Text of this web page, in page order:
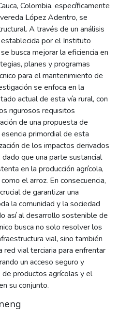
Colombia, específicamente
López Adentro, se
A través de un análisis
por el Instituto
busca mejorar la eficiencia en
planes y programas
para el mantenimiento de
se enfoca en la
actual de esta vía rural, con
rigurosos requisitos
de una propuesta de
primordial de esta
de los impactos derivados
que una parte sustancial
en la producción agrícola,
el arroz. En consecuencia,
de garantizar una
la comunidad y la sociedad
así al desarrollo sostenible de
busca no solo resolver los
vial, sino también
vial terciaria para enfrentar
un acceso seguro y
productos agrícolas y el
su conjunto.